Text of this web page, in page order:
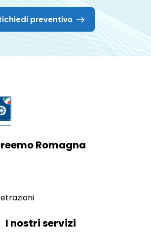
preventivo
Romagna
I nostri servizi